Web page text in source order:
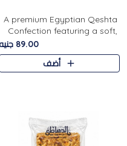
A premium Egyptian Qeshta
Confection featuring a soft,
creamy texture paired with a
rich layer of premium
chocolate and the distinctive
89.00 جنيه
أضف